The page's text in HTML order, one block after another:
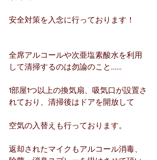
安全対策を入念に行っております！
全席アルコールや次亜塩素酸水を利用
して清掃するのは勿論のこと……
1部屋1つ以上の換気扇、吸気口が設置さ
れており、清掃後はドアを開放して
空気の入替えも行っております。
返却されたマイクもアルコール消毒、